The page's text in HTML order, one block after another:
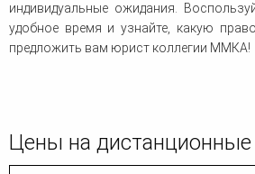
индивидуальные ожидания.
удобное время и узнайте, какую
предложить вам юрист коллегии ММКА!
Цены на дистанционные